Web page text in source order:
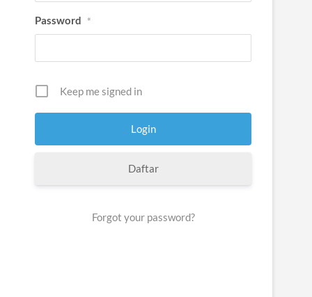
Password *
Keep me signed in
Daftar
Forgot your password?